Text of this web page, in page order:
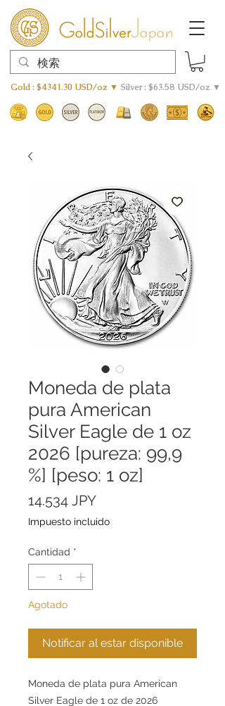
Gold : $4341.30 USD/oz ▼ Silver : $63.58 USD/oz ▼
Moneda de plata
pura American
Silver Eagle de 1 oz
2026 [pureza: 99,9
%] [peso: 1 oz]
14.534 JPYPrecio
Impuesto incluido
Cantidad *
Agotado
Notificar al estar disponible
Moneda de plata pura American
Silver Eagle de 1 oz de 2026